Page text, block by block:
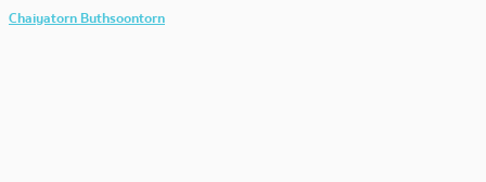
Chaiyatorn Buthsoontorn